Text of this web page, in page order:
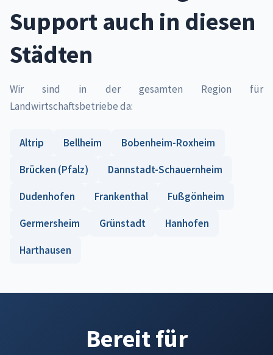
Support auch in diesen
Städten
Wir sind in der gesamten Region für
Landwirtschaftsbetriebe da:
Altrip Bellheim
Bobenheim-Roxheim
Brücken (Pfalz)
Dannstadt-Schauernheim
Dudenhofen
Frankenthal
Fußgönheim
Germersheim
Grünstadt
Hanhofen
Harthausen
Bereit für